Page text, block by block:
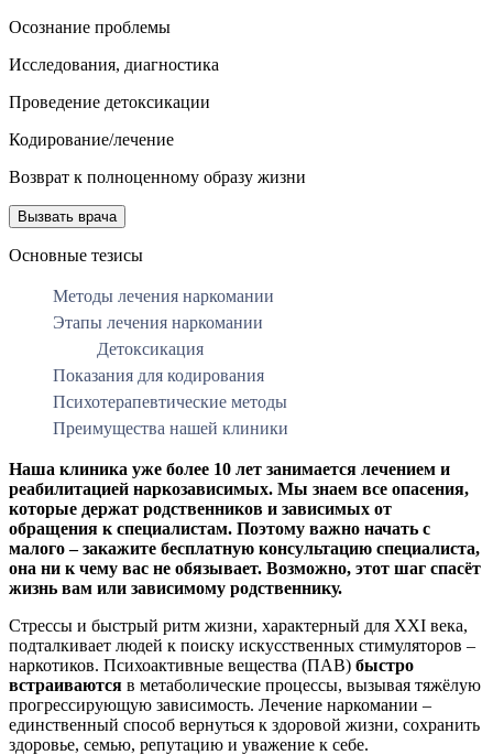
Осознание проблемы
Исследования, диагностика
Проведение детоксикации
Кодирование/лечение
Возврат к полноценному образу жизни
Вызвать врача
Основные тезисы
Методы лечения наркомании
Этапы лечения наркомании
Детоксикация
Показания для кодирования
Психотерапевтические методы
Преимущества нашей клиники
Наша клиника уже более 10 лет занимается лечением и
реабилитацией наркозависимых. Мы знаем все опасения,
которые держат родственников и зависимых от
обращения к специалистам. Поэтому важно начать с
малого – закажите бесплатную консультацию специалиста,
она ни к чему вас не обязывает. Возможно, этот шаг спасёт
жизнь вам или зависимому родственнику.
Стрессы и быстрый ритм жизни, характерный для XXI века,
подталкивает людей к поиску искусственных стимуляторов –
наркотиков. Психоактивные вещества (ПАВ) быстро
встраиваются в метаболические процессы, вызывая тяжёлую
прогрессирующую зависимость. Лечение наркомании –
единственный способ вернуться к здоровой жизни, сохранить
здоровье, семью, репутацию и уважение к себе.